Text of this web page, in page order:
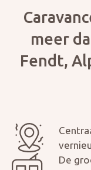
meer
Fendt,
De